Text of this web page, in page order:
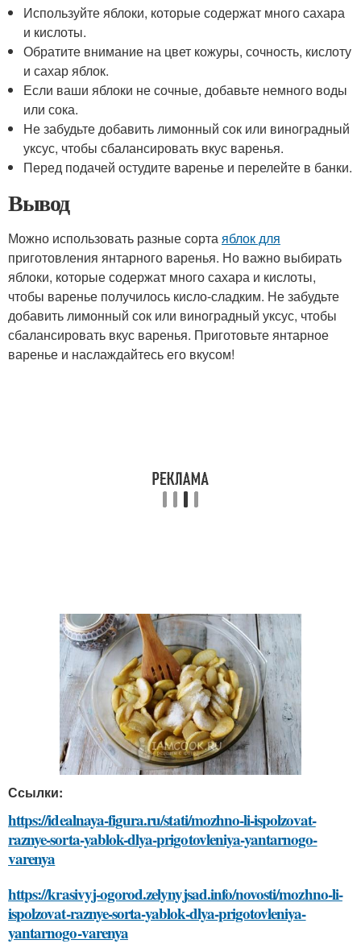
Используйте яблоки, которые содержат много сахара
и кислоты.
Обратите внимание на цвет кожуры, сочность, кислоту
и сахар яблок.
Если ваши яблоки не сочные, добавьте немного воды
или сока.
Не забудьте добавить лимонный сок или виноградный
уксус, чтобы сбалансировать вкус варенья.
Перед подачей остудите варенье и перелейте в банки.
Вывод
Можно использовать разные сортаяблок для
приготовления янтарного варенья. Но важно выбирать
яблоки, которые содержат много сахара и кислоты,
чтобы варенье получилось кисло-сладким. Не забудьте
добавить лимонный сок или виноградный уксус, чтобы
сбалансировать вкус варенья. Приготовьте янтарное
варенье и наслаждайтесь его вкусом!
Ссылки:
https://idealnaya-figura.ru/stati/mozhno-li-ispolzovat-
raznye-sorta-yablok-dlya-prigotovleniya-yantarnogo-
varenya
https://krasivyj-ogorod.zelynyjsad.info/novosti/mozhno-li-
ispolzovat-raznye-sorta-yablok-dlya-prigotovleniya-
yantarnogo-varenya